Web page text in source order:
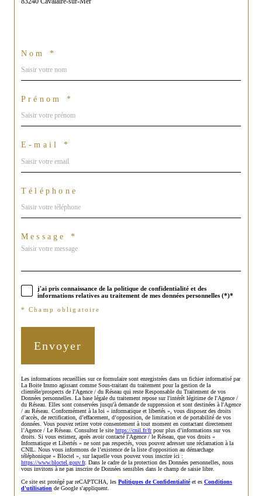
Nom *
Prénom *
E-mail *
Téléphone
Message *
j'ai pris connaissance de la politique de confidentialité et des
informations relatives au traitement de mes données personnelles (*)*
* Champ obligatoire
Envoyer
Les informations recueillies sur ce formulaire sont enregistrées dans un fichier informatisé par
La Boite Immo agissant comme Sous-traitant du traitement pour la gestion de la
clientèle/prospects de l'Agence / du Réseau qui reste Responsable du Traitement de vos
Données personnelles. La base légale du traitement repose sur l'intérêt légitime de l'Agence /
du Réseau. Elles sont conservées jusqu'à demande de suppression et sont destinées à l'Agence
/ au Réseau. Conformément à la loi « informatique et libertés », vous disposez des droits
d’accès, de rectification, d’effacement, d’opposition, de limitation et de portabilité de vos
données. Vous pouvez retirer votre consentement à tout moment en contactant directement
l’Agence / Le Réseau. Consultez le site https://cnil.fr/frpour plus d’informations sur vos
droits. Si vous estimez, après avoir contacté l'Agence / le Réseau, que vos droits «
Informatique et Libertés » ne sont pas respectés, vous pouvez adresser une réclamation à la
CNIL. Nous vous informons de l’existence de la liste d'opposition au démarchage
téléphonique « Bloctel », sur laquelle vous pouvez vous inscrire ici :
https://www.bloctel.gouv.fr. Dans le cadre de la protection des Données personnelles, nous
vous invitons à ne pas inscrire de Données sensibles dans le champ de saisie libre.
Ce site est protégé par reCAPTCHA, les Politiques de Confidentialitéet es Conditions
d'utilisation de Google s'appliquent.